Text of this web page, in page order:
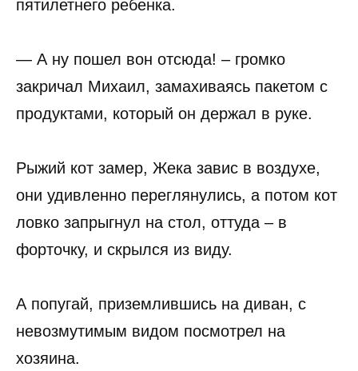
пятилетнего ребенка.
— А ну пошел вон отсюда! – громко
закричал Михаил, замахиваясь пакетом с
продуктами, который он держал в руке.
Рыжий кот замер, Жека завис в воздухе,
они удивленно переглянулись, а потом кот
ловко запрыгнул на стол, оттуда – в
форточку, и скрылся из виду.
А попугай, приземлившись на диван, с
невозмутимым видом посмотрел на
хозяина.